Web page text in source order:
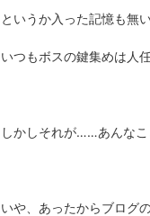
というか入った記憶も無い
いつもボスの鍵集めは人
しかしそれが……あんな
いや、あったからブログ